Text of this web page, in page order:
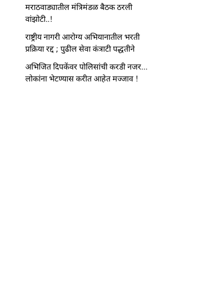
मराठवाड्यातील मंत्रिमंडळ बैठक ठरली
वांझोटी..!
राष्ट्रीय नागरी आरोग्य अभियानातील भरती
प्रक्रिया रद्द ; पुढील सेवा कंत्राटी पद्धतीने
अभिजित दिपकेंवर पोलिसांची करडी नजर…
लोकांना भेटण्यास करीत आहेत मज्जाव !